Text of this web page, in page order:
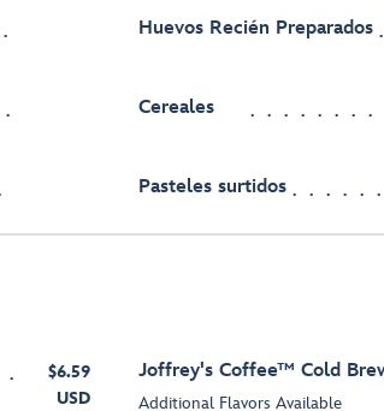
Huevos Recién Preparados
Cereales
Pasteles surtidos
$6.59
USD
Joffrey's Coffee™ Cold
Additional Flavors Available